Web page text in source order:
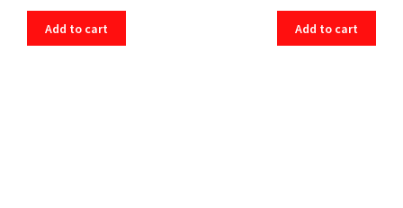
Add to cart Add to cart